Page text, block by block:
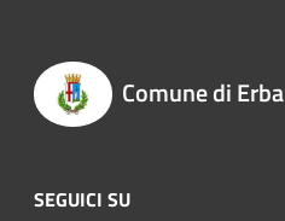
Comune di Erba
SEGUICI SU